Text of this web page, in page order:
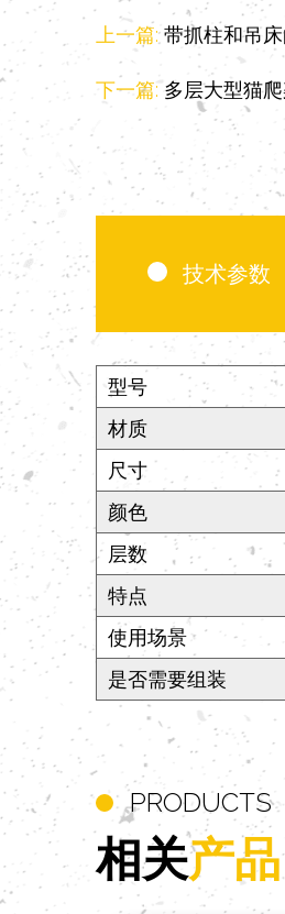
上一篇:带抓柱和吊
下一篇: 多层大型猫
技术参数
型号
材质
尺寸
颜色
层数
特点
使用场景
是否需要组装
PRODUCTS
相关产品